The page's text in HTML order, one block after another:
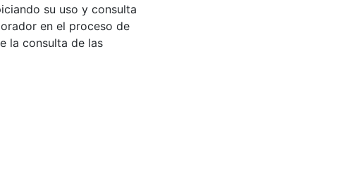
su uso y consulta
en el proceso de
la consulta de las